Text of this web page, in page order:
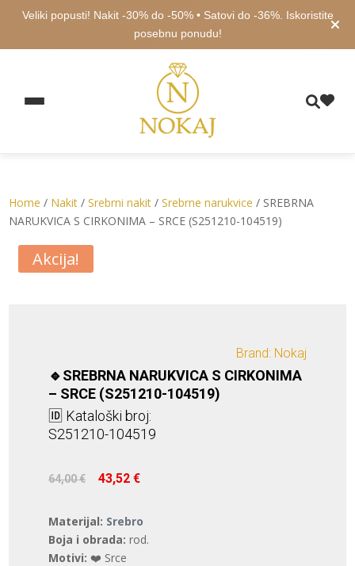
Veliki popusti! Nakit -30% do -50% • Satovi do -36%. Iskoristite
posebnu ponudu!
Home / Nakit /Srebrni nakit /Srebrne narukvice / SREBRNA
NARUKVICA S CIRKONIMA – SRCE (S251210-104519)
Akcija!
Brand: Nokaj
🔹SREBRNA NARUKVICA S CIRKONIMA
– SRCE (S251210-104519)
🆔 Kataloški broj:
S251210-104519
64,00€ Izvorna
cijena
bila
je:
64,00 €.
43,52€
Materijal: Srebro
Boja i obrada: rod.
Motivi: ❤️ Srce